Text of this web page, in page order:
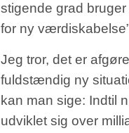
stigende grad
for ny
Jeg tror, det er
fuldstændig ny
kan man sige: Indtil
udviklet sig over